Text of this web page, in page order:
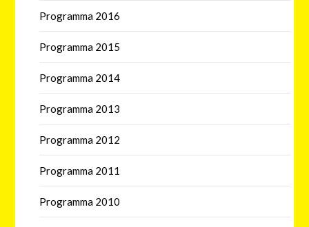
Programma 2016
Programma 2015
Programma 2014
Programma 2013
Programma 2012
Programma 2011
Programma 2010